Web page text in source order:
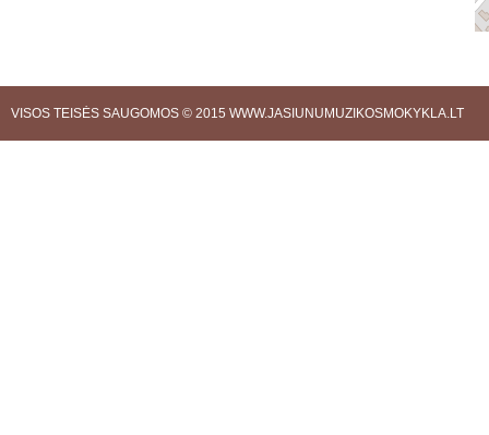
VISOS TEISĖS SAUGOMOS © 2015 WWW.JASIUNUMUZIKOSMOKYKLA.LT